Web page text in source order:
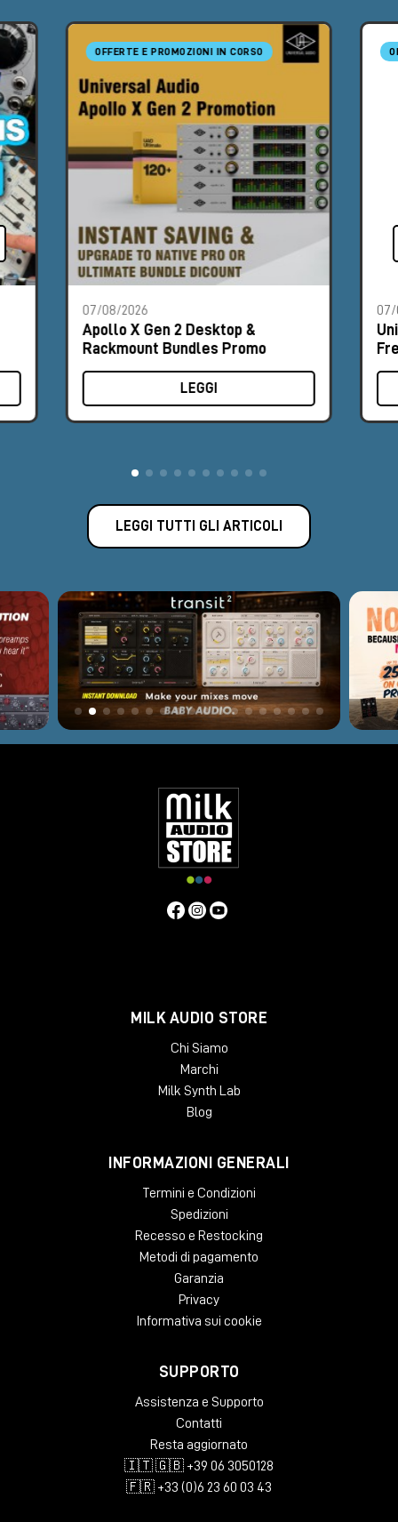
OFFERTE E PROMOZIONI IN CORSO
07/08/2026
Apollo X Gen 2 Desktop &
Rackmount Bundles Promo
LEGGI
07/
LEGGI TUTTI GLI ARTICOLI
MILK AUDIO STORE
Chi Siamo
Marchi
Milk Synth Lab
Blog
INFORMAZIONI GENERALI
Termini e Condizioni
Spedizioni
Recesso e Restocking
Metodi di pagamento
Garanzia
Privacy
Informativa sui cookie
SUPPORTO
Assistenza e Supporto
Contatti
Resta aggiornato
🇮🇹 🇬🇧 +39 06 3050128
🇫🇷 +33 (0)6 23 60 03 43